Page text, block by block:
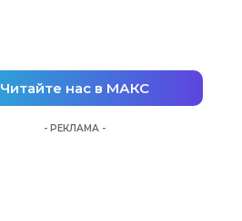
Читайте нас в МАКС
- РЕКЛАМА -